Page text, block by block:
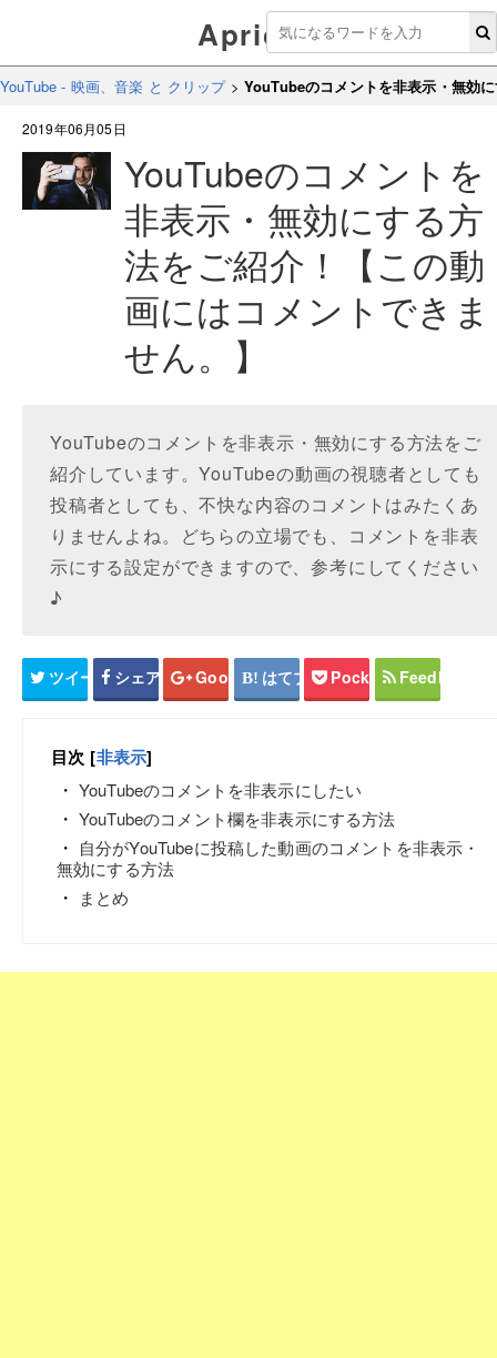
Aprico
YouTube - 映画、音楽 と クリップ>YouTubeのコメントを非表示・無効
2019年06月05日
YouTubeのコメントを
非表示・無効にする方
法をご紹介！【この動
画にはコメントできま
せん。】
YouTubeのコメントを非表示・無効にする方法をご
紹介しています。YouTubeの動画の視聴者としても
投稿者としても、不快な内容のコメントはみたくあ
りませんよね。どちらの立場でも、コメントを非表
示にする設定ができますので、参考にしてください
♪
ツイート シェア Google+ はてブ Pocket Feedly
目次 [非表示]
YouTubeのコメントを非表示にしたい
YouTubeのコメント欄を非表示にする方法
自分がYouTubeに投稿した動画のコメントを非表示・
無効にする方法
まとめ